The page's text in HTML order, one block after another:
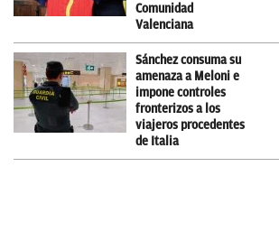
Comunidad
Valenciana
Sánchez consuma su
amenaza a Meloni e
impone controles
fronterizos a los
viajeros procedentes
de Italia